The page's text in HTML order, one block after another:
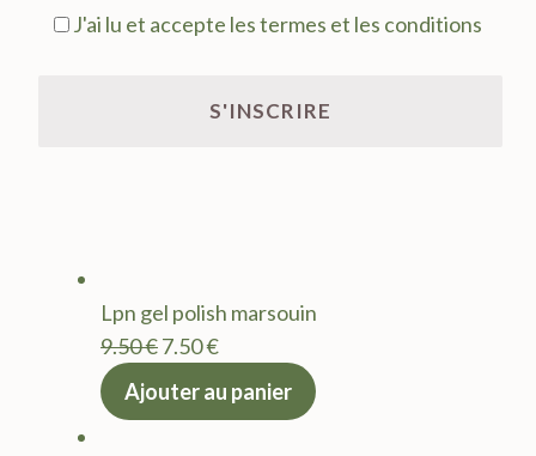
J'ai lu et accepte les termes et les conditions
Lpn gel polish marsouin
9.50€Le
prix
7.50€Le
actuel
Ajouter au panier